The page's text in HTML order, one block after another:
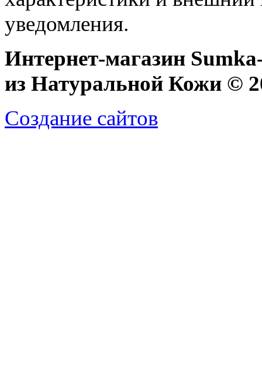
уведомления.
Интернет-магазин
из Натуральной Кожи ©
Создание сайтов